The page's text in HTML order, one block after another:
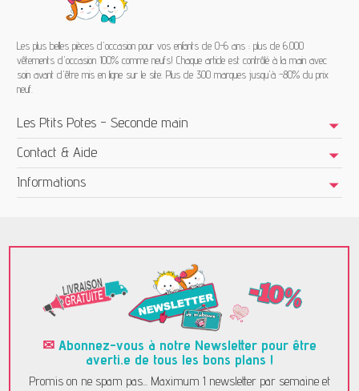
Les plus belles pièces d'occasion pour vos enfants de 0-6 ans : plus de 6.000
vêtements d'occasion 100% comme neufs! Chaque article est contrôlé à la main avec
soin avant d'être mis en ligne sur le site. Plus de 300 marques jusqu'à -80% du prix
neuf.
Les Ptits Potes - Seconde main
Contact & Aide
Informations
✉ Abonnez-vous à notre Newsletter pour être
averti.e de tous les bons plans !
Promis on ne spam pas... Maximum 1 newsletter par semaine et